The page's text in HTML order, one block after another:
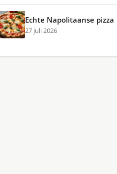
Echte Napolitaanse pizza
27 juli 2026